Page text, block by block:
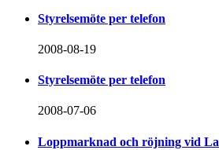
Styrelsemöte per telefon
2008-08-19
Styrelsemöte per telefon
2008-07-06
Loppmarknad och röjning vid